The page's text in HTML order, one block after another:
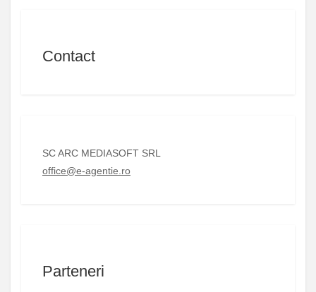
Contact
SC ARC MEDIASOFT SRL
office@e-agentie.ro
Parteneri